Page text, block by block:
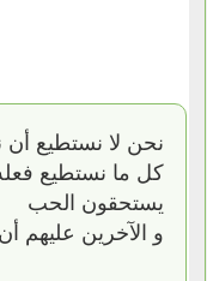
نحن لا نستطيع
كل ما نستطيع
يستحقون الحب
و الآخرين عليهم